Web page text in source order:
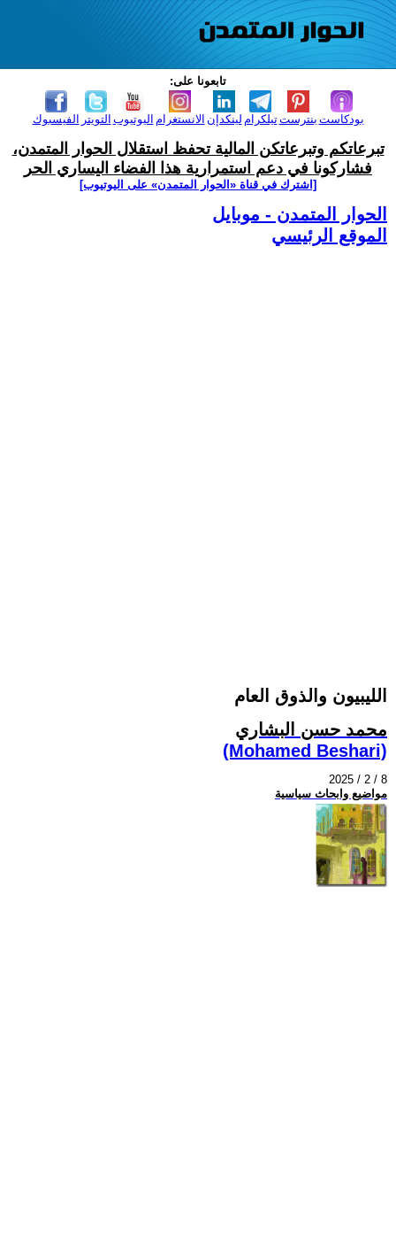
تابعونا على:
الفيسبوك التويتر اليوتيوب الانستغرام لينكدإن تيلكرامبنترست بودكاست
تبرعاتكم وتبرعاتكن المالية تحفظ استقلال الحوار المتمدن،
فشاركونا في دعم استمرارية هذا الفضاء اليساري الحر
[اشترك في قناة ‫«الحوار المتمدن» على اليوتيوب]
الحوار المتمدن - موبايل
الموقع الرئيسي
الليبيون والذوق العام
محمد حسن البشاري
(Mohamed Beshari)
2025 / 2 / 8
مواضيع وابحاث سياسية